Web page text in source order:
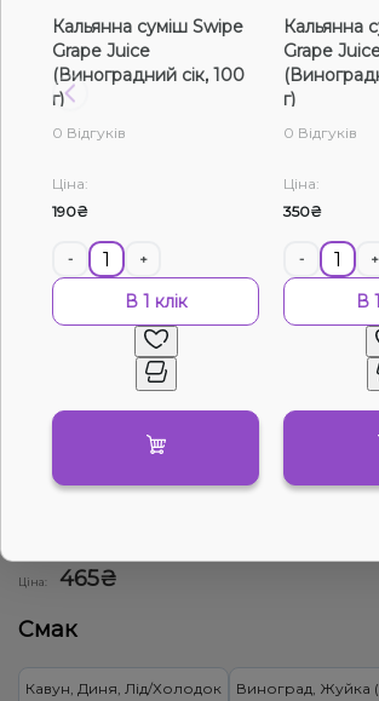
Рідини для електронних сигарет
Подарункові набори
Немає у наявності
Тютюн Molfar Virginia Line
Ціна:
465₴
Смак
Кавун, Диня, Лід/Холодок Виноград, Жуйка
Кальянна суміш Swipe
Grape Juice
(Виноградний сік, 100
г)
0 Відгуків
Ціна:
190₴
- +
В 1 клік
Кальянна
Grape
г)
0 Відгуків
Ціна:
350₴
- +
В